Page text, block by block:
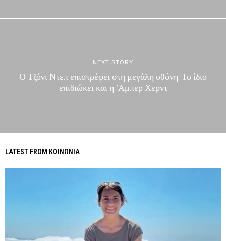
NEXT STORY
Ο Τζόνι Ντεπ επιστρέφει στη μεγάλη οθόνη. Το ίδιο
επιδιώκει και η ‘Αμπερ Χερντ
LATEST FROM ΚΟΙΝΩΝΙΑ